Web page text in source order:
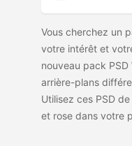
Vous cherchez un
votre intérêt et
nouveau pack
arrière-plans
Utilisez ces PSD
et rose dans votre